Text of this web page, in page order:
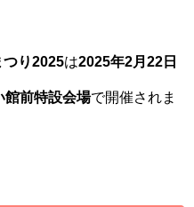
つり2025は2025年2月22日
館前特設会場で開催されま